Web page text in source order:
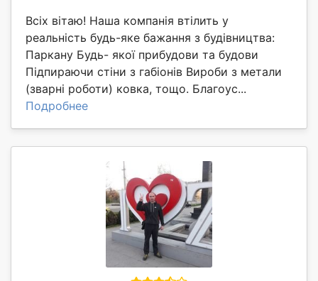
Всіх вітаю! Наша компанія втілить у
реальність будь-яке бажання з будівництва:
Паркану Будь- якої прибудови та будови
Підпираючи стіни з габіонів Вироби з метали
(зварні роботи) ковка, тощо. Благоус...
Подробнее